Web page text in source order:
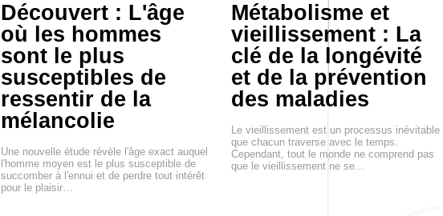
Découvert : L'âge
où les hommes
sont le plus
susceptibles de
ressentir de la
mélancolie
Une nouvelle étude révèle l'âge exact auquel
l'homme moyen est le plus susceptible de
succomber à l'ennui et de perdre tout intérêt
pour le plaisir…
Métabolisme et
vieillissement : La
clé de la longévité
et de la prévention
des maladies
Le vieillissement est un processus inévitable
que chacun traverse avec le temps.
Cependant, tout le monde ne comprend pas
que le vieillissement ne se…